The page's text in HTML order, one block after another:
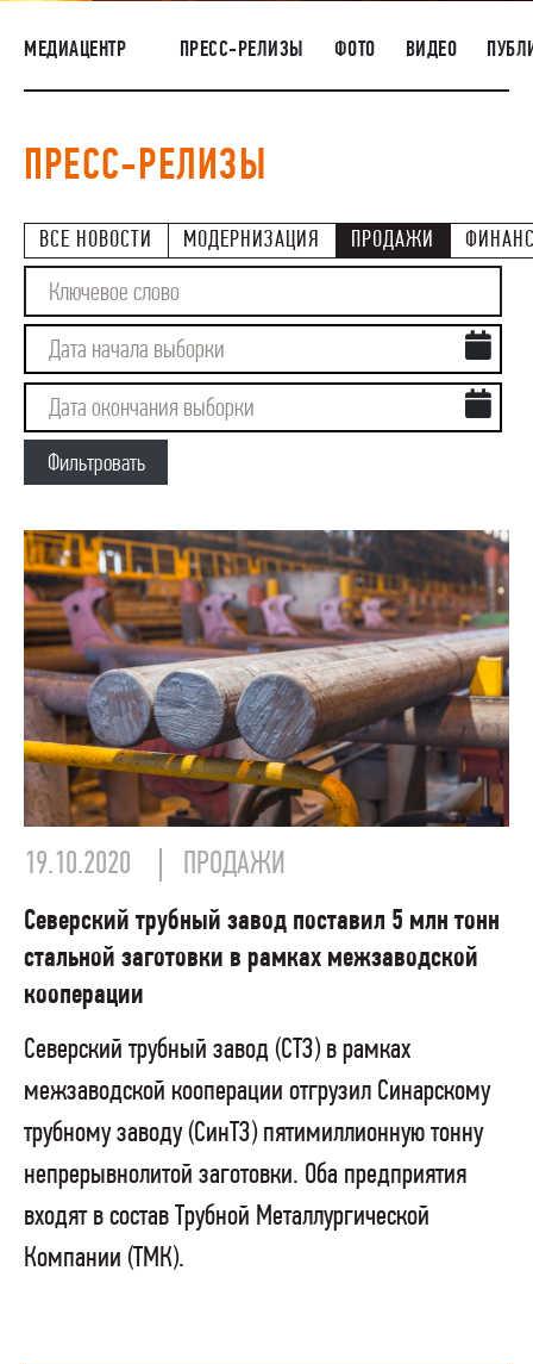
НАШИ ЛЮДИ
ОКРУЖАЮЩАЯ СРЕДА
ЗАКУПКИ
МЕДИАЦЕНТР ПРЕСС-РЕЛИЗЫ ФОТО ВИДЕО
ПРЕСС-РЕЛИЗЫ
ВСЕ НОВОСТИ МОДЕРНИЗАЦИЯ ПРОДАЖИ
Фильтровать
19.10.2020 ПРОДАЖИ
Северский трубный завод поставил 5 млн тонн
стальной заготовки в рамках межзаводской
кооперации
Северский трубный завод (СТЗ) в рамках
межзаводской кооперации отгрузил Синарскому
трубному заводу (СинТЗ) пятимиллионную тонну
непрерывнолитой заготовки. Оба предприятия
входят в состав Трубной Металлургической
Компании (ТМК).